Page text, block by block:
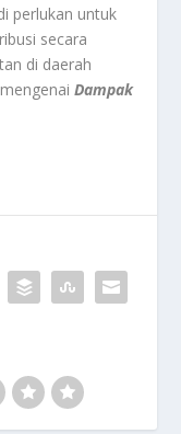
perlukan untuk
secara
di daerah
Dampak